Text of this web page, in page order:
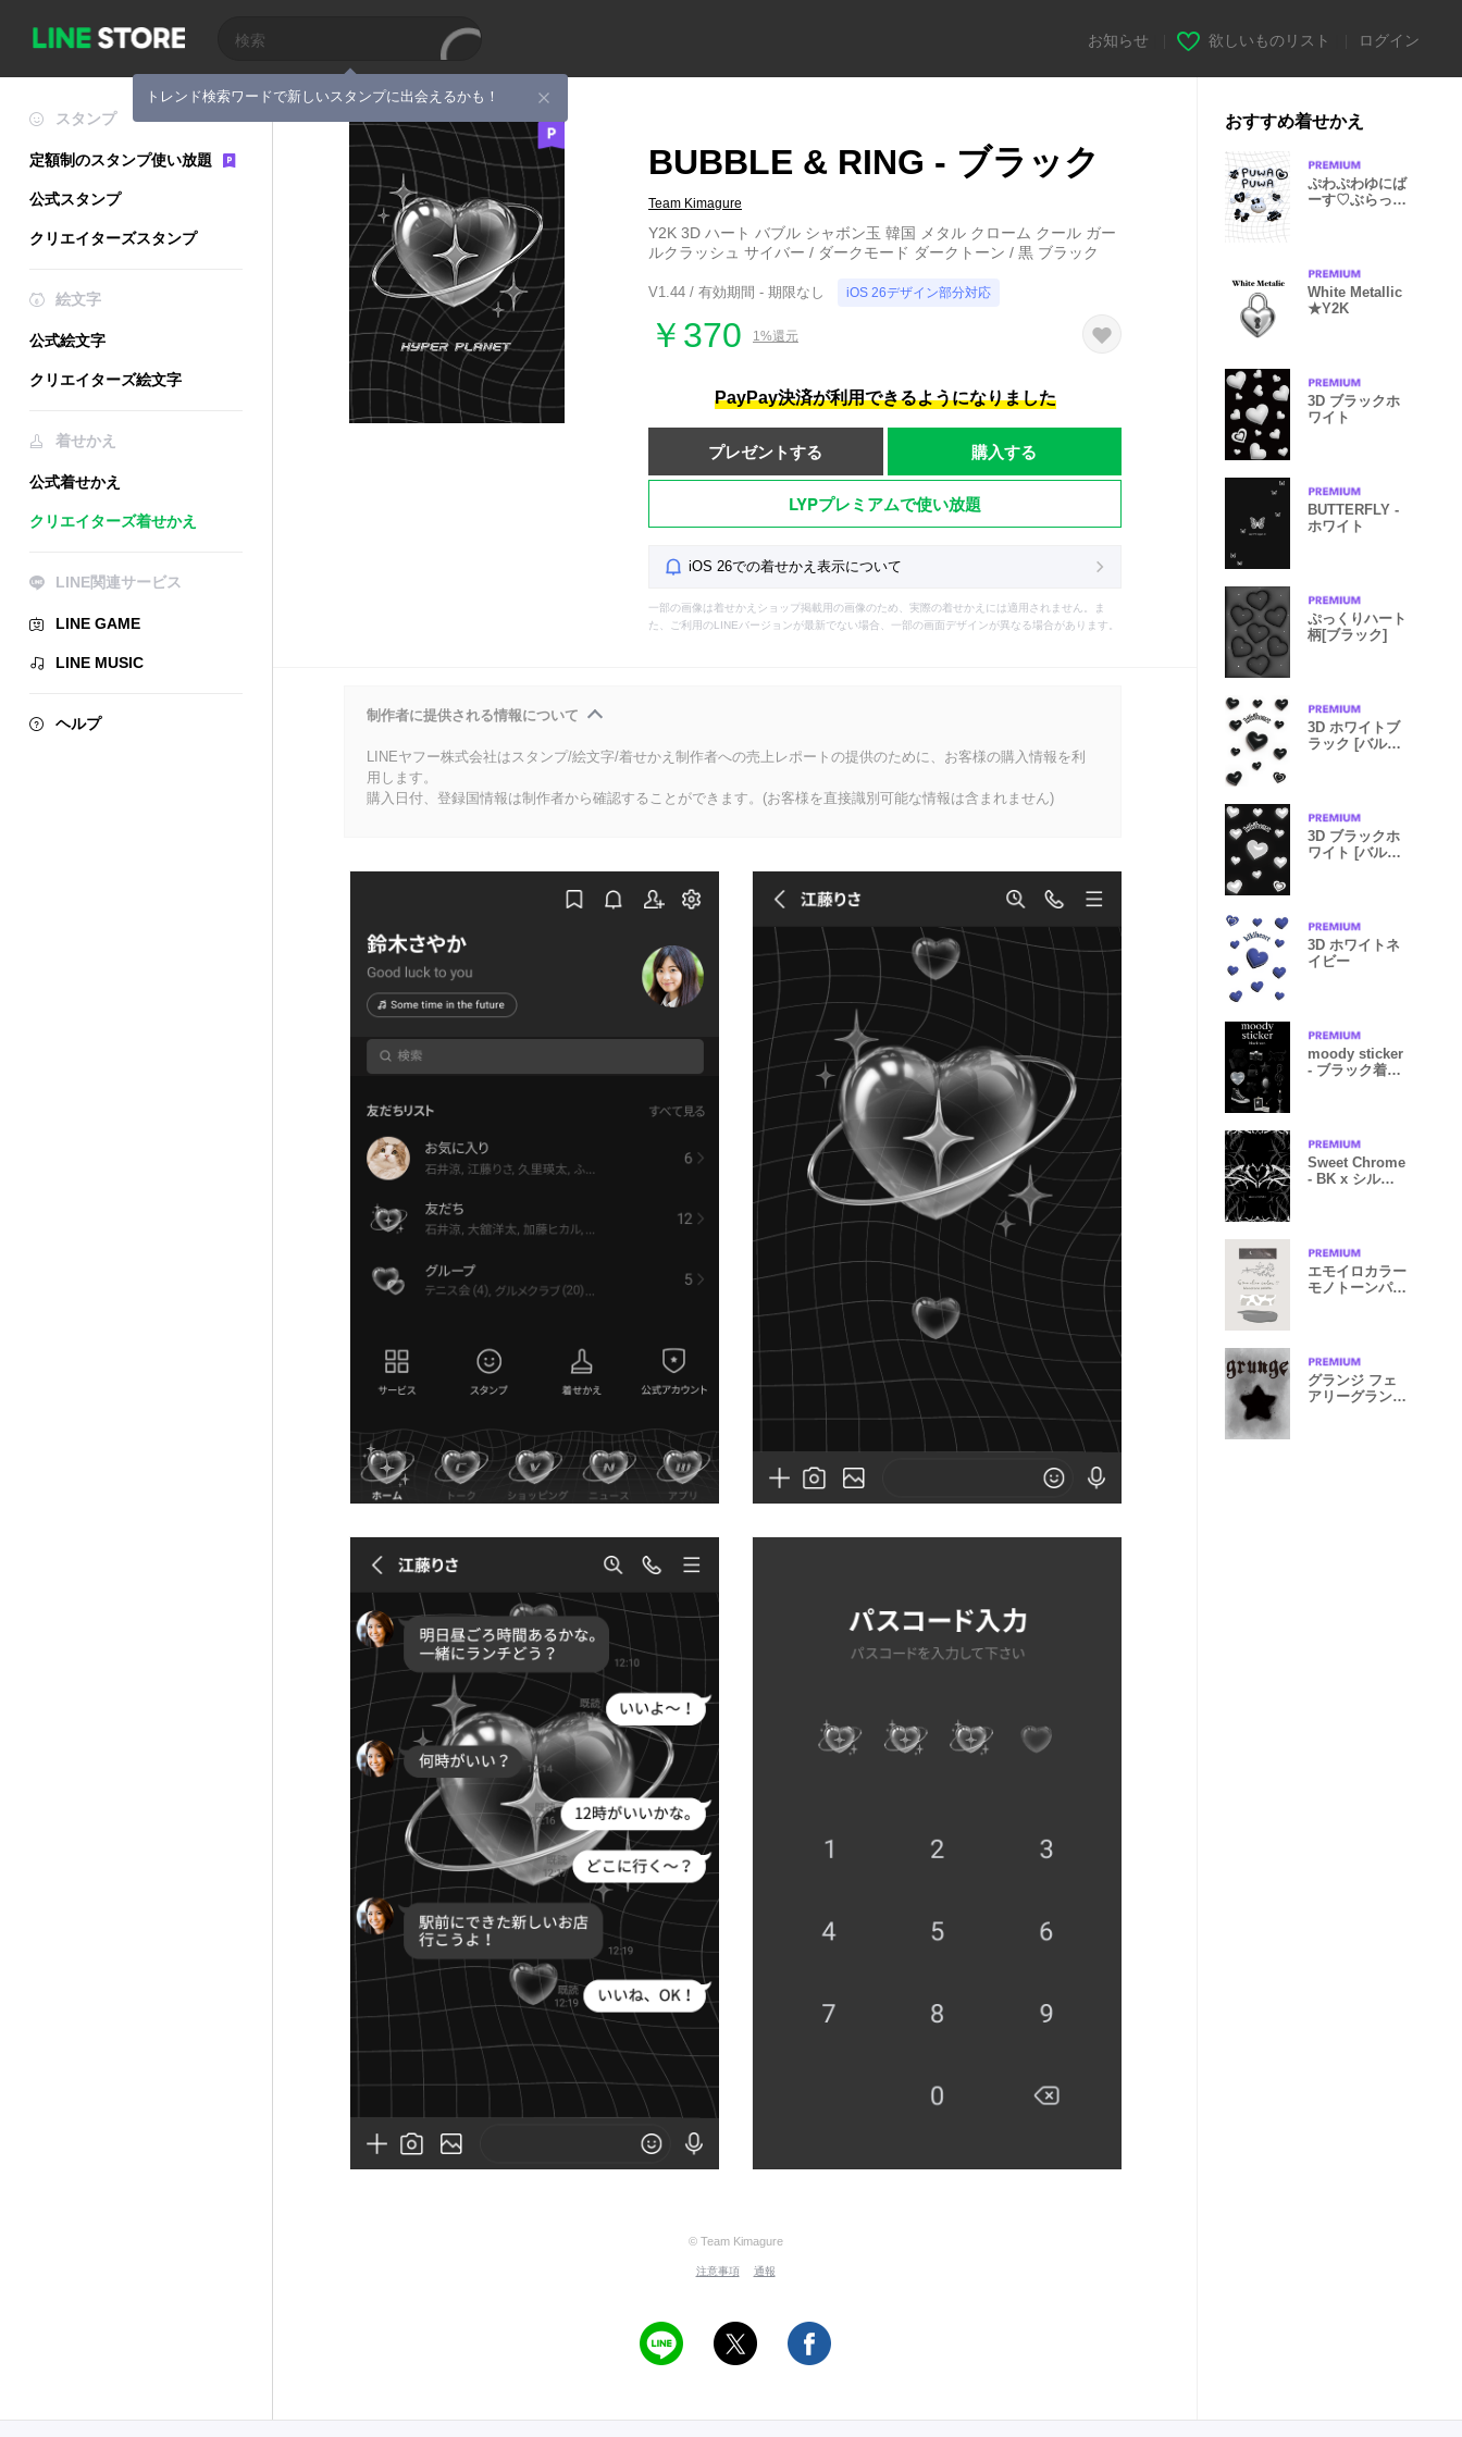
トレンド検索ワードで新しいスタンプに出会えるかも！
お知らせ 欲しいものリスト ログイン
スタンプ
定額制のスタンプ使い放題
公式スタンプ
クリエイターズスタンプ
絵文字
公式絵文字
クリエイターズ絵文字
着せかえ
公式着せかえ
クリエイターズ着せかえ
LINE関連サービス
LINE GAME
LINE MUSIC
ヘルプ
BUBBLE & RING - ブラック
Team Kimagure
Y2K 3D ハート バブル シャボン玉 韓国 メタル クローム クール ガー
ルクラッシュ サイバー / ダークモード ダークトーン / 黒 ブラック
V1.44 / 有効期間 - 期限なし iOS 26デザイン部分対応
￥370 1%還元
PayPay決済が利用できるようになりました
プレゼントする 購入する
LYPプレミアムで使い放題
iOS 26での着せかえ表示について
一部の画像は着せかえショップ掲載用の画像のため、実際の着せかえには適用されません。ま
た、ご利用のLINEバージョンが最新でない場合、一部の画面デザインが異なる場合があります。
制作者に提供される情報について
LINEヤフー株式会社はスタンプ/絵文字/着せかえ制作者への売上レポートの提供のために、お客様の購入情報を利
用します。
購入日付、登録国情報は制作者から確認することができます。(お客様を直接識別可能な情報は含まれません)
© Team Kimagure
注意事項 通報
おすすめ着せかえ
ぷわぷわゆにば
ーす♡ぶらっく
White Metallic
★Y2K
3D ブラックホ
ワイト
BUTTERFLY -
ホワイト
ぷっくりハート
柄[ブラック]
3D ホワイトブ
ラック [バルー
3D ブラックホ
ワイト [バルー
3D ホワイトネ
イビー
moody sticker
- ブラック着せ
Sweet Chrome
- BK x シルバ
エモイロカラー
モノトーンパレ
グランジ フェ
アリーグランジ